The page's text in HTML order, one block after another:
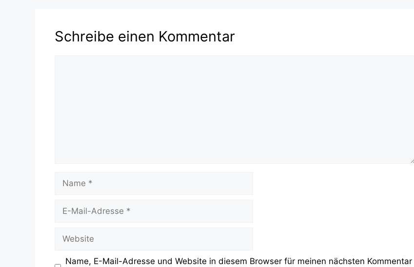
Schreibe einen Kommentar
Mail-
Name, E-Mail-Adresse und Website in diesem Browser für meinen nächsten Kommentar